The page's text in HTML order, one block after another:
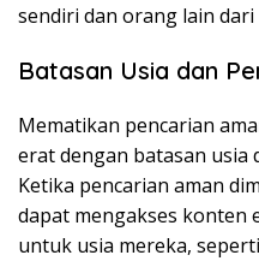
sendiri dan orang lain
Batasan Usia dan
Mematikan pencarian
erat dengan batasan usia
Ketika pencarian aman
dapat mengakses konten
untuk usia mereka,